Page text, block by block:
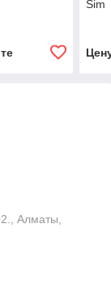
Sim
Алматы,